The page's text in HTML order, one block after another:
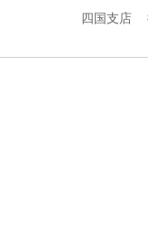
四国支店